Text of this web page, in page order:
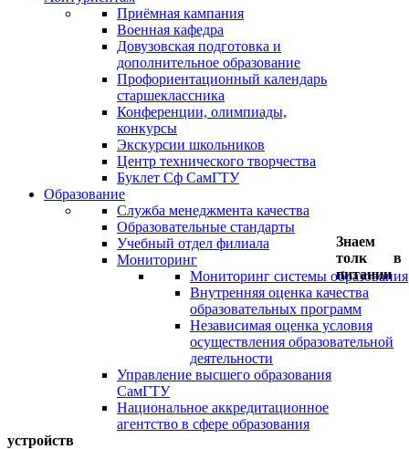
Приёмная кампания
Военная кафедра
Довузовская подготовка и
дополнительное образование
Профориентационный календарь
старшеклассника
Конференции, олимпиады,
конкурсы
Экскурсии школьников
Центр технического творчества
Буклет Сф СамГТУ
Образование
Служба менеджмента качества
Образовательные стандарты
Учебный отдел филиала
Мониторинг
Мониторинг системы образования
Внутренняя оценка качества
образовательных программ
Независимая оценка условия
осуществления образовательной
деятельности
Управление высшего образования
СамГТУ
Национальное аккредитационное
агентство в сфере образования
Знаем
толк в
питании
устройств